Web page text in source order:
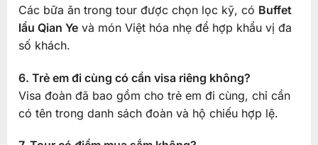
Các bữa ăn trong tour được chọn lọc kỹ, có Buffet
lẩu Qian Yevà món Việt hóa nhẹ để hợp khẩu vị đa
số khách.
6. Trẻ em đi cùng có cần visa riêng không?
Visa đoàn đã bao gồm cho trẻ em đi cùng, chỉ cần
có tên trong danh sách đoàn và hộ chiếu hợp lệ.